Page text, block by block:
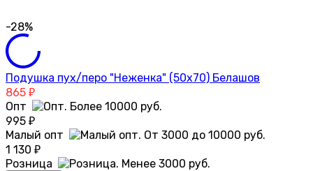
-28%
Подушка пух/перо "Неженка" (50х70) Белашов
865 ₽
Опт
995 ₽
Малый опт
1 130 ₽
Розница